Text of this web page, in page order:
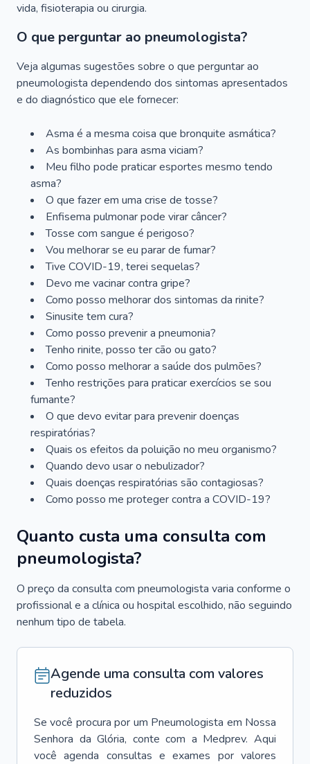
vida, fisioterapia ou cirurgia.
O que perguntar ao pneumologista?
Veja algumas sugestões sobre o que perguntar ao
pneumologista dependendo dos sintomas apresentados
e do diagnóstico que ele fornecer:
Asma é a mesma coisa que bronquite asmática?
As bombinhas para asma viciam?
Meu filho pode praticar esportes mesmo tendo
asma?
O que fazer em uma crise de tosse?
Enfisema pulmonar pode virar câncer?
Tosse com sangue é perigoso?
Vou melhorar se eu parar de fumar?
Tive COVID-19, terei sequelas?
Devo me vacinar contra gripe?
Como posso melhorar dos sintomas da rinite?
Sinusite tem cura?
Como posso prevenir a pneumonia?
Tenho rinite, posso ter cão ou gato?
Como posso melhorar a saúde dos pulmões?
Tenho restrições para praticar exercícios se sou
fumante?
O que devo evitar para prevenir doenças
respiratórias?
Quais os efeitos da poluição no meu organismo?
Quando devo usar o nebulizador?
Quais doenças respiratórias são contagiosas?
Como posso me proteger contra a COVID-19?
Quanto custa uma consulta com
pneumologista?
O preço da consulta com pneumologista varia conforme o
profissional e a clínica ou hospital escolhido, não seguindo
nenhum tipo de tabela.
Agende uma consulta com valores
reduzidos
Se você procura por um Pneumologista em Nossa
Senhora da Glória, conte com a Medprev. Aqui
você agenda consultas e exames por valores